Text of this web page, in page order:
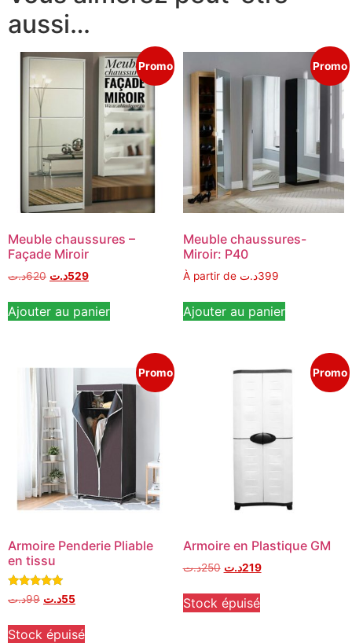
aussi…
Promo
Meuble chaussures –
Façade Miroir
620د.ت 529د.ت
Ajouter au panier
Promo
Meuble chaussures-
Miroir: P40
À partir de 399د.ت
Ajouter au panier
Promo
Armoire Penderie Pliable
en tissu
Note
4.67
99د.ت 55د.ت
Stock épuisé
Promo
Armoire en Plastique GM
250د.ت 219د.ت
Stock épuisé